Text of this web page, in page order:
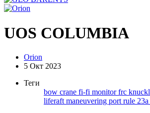
UOS COLUMBIA
Orion
5 Окт 2023
Теги
bow crane fi-fi monitorfrc
liferaft maneuvering port rule 23a